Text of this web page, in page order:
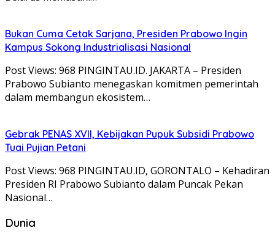
Bukan Cuma Cetak Sarjana, Presiden Prabowo Ingin
Kampus Sokong Industrialisasi Nasional
Post Views: 968 PINGINTAU.ID. JAKARTA – Presiden
Prabowo Subianto menegaskan komitmen pemerintah
dalam membangun ekosistem…
Gebrak PENAS XVII, Kebijakan Pupuk Subsidi Prabowo
Tuai Pujian Petani
Post Views: 968 PINGINTAU.ID, GORONTALO – Kehadiran
Presiden RI Prabowo Subianto dalam Puncak Pekan
Nasional…
Dunia